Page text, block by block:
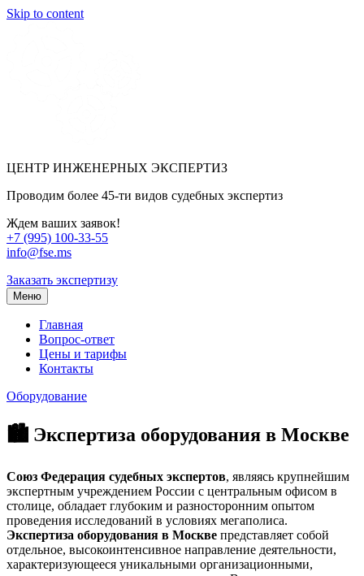
Skip to content
ЦЕНТР ИНЖЕНЕРНЫХ ЭКСПЕРТИЗ
Проводим более 45-ти видов судебных экспертиз
Ждем ваших заявок!
+7 (995) 100-33-55
info@fse.ms
Заказать экспертизу
Меню
Главная
Вопрос-ответ
Цены и тарифы
Контакты
Оборудование
🏙️ Экспертиза оборудования в Москве
Союз Федерация судебных экспертов, являясь крупнейшим
экспертным учреждением России с центральным офисом в
столице, обладает глубоким и разносторонним опытом
проведения исследований в условиях мегаполиса.
Экспертиза оборудования в Москве представляет собой
отдельное, высокоинтенсивное направление деятельности,
характеризующееся уникальными организационными,